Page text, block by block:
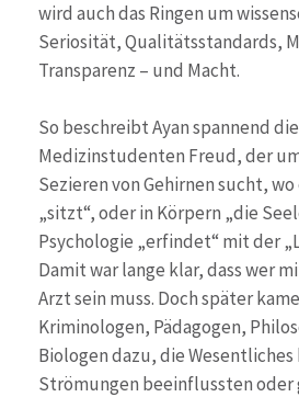
wird auch das Ringen um
Seriosität, Qualitätsstandards,
Transparenz – und Macht.
So beschreibt Ayan spannend
Medizinstudenten Freud, der
Sezieren von Gehirnen sucht,
„sitzt“, oder in Körpern „die
Psychologie „erfindet“ mit der
Damit war lange klar, dass wer
Arzt sein muss. Doch später
Kriminologen, Pädagogen,
Biologen dazu, die
Strömungen beeinflussten oder